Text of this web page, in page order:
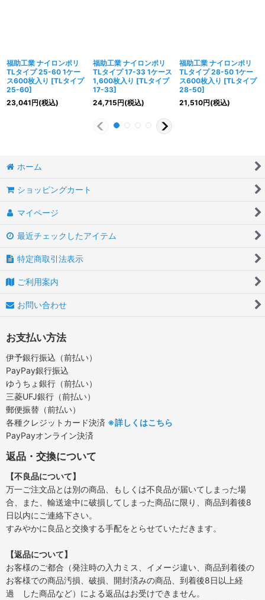
福助工業 ナイロンポリ
TLタイプ 25-60 1ケー
ス600枚入り [TLタイプ
25-60]
23,041円(税込)
福助工業 ナイロンポリ
TLタイプ 17-33 1ケース
1,600枚入り [TLタイプ
17-33]
24,715円(税込)
福助工業 ナイロンポリ
TLタイプ 28-50 1ケー
ス600枚入り [TLタイプ
28-50]
21,510円(税込)
ホーム
ショッピングカート
マイページ
最近チェックしたアイテム
特定商取引法表示
ご利用案内
お問い合わせ
お支払い方法
伊予銀行振込（前払い）
PayPay銀行振込
ゆうちょ銀行（前払い）
三菱UFJ銀行（前払い）
郵便振替（前払い）
各種クレジットカード決済 ※詳しくはこちら
PayPayオンライン決済
返品・交換について
【不良品について】
万一ご注文品とは別の商品、もしくは不良品が届いてしまった場
合、また、輸送途中に破損してしまった商品に限り、商品到着後8
日以内にご連絡下さい。
すみやかに良品と交換する手配をとらせていただきます。
【返品について】
お客様のご都合（発注時の入力ミス、イメージ違い、商品到着後の
お客様での商品汚損、破損、開封済みの商品、到着後8日以上経
過 した商品など）による返品はお受けできません。